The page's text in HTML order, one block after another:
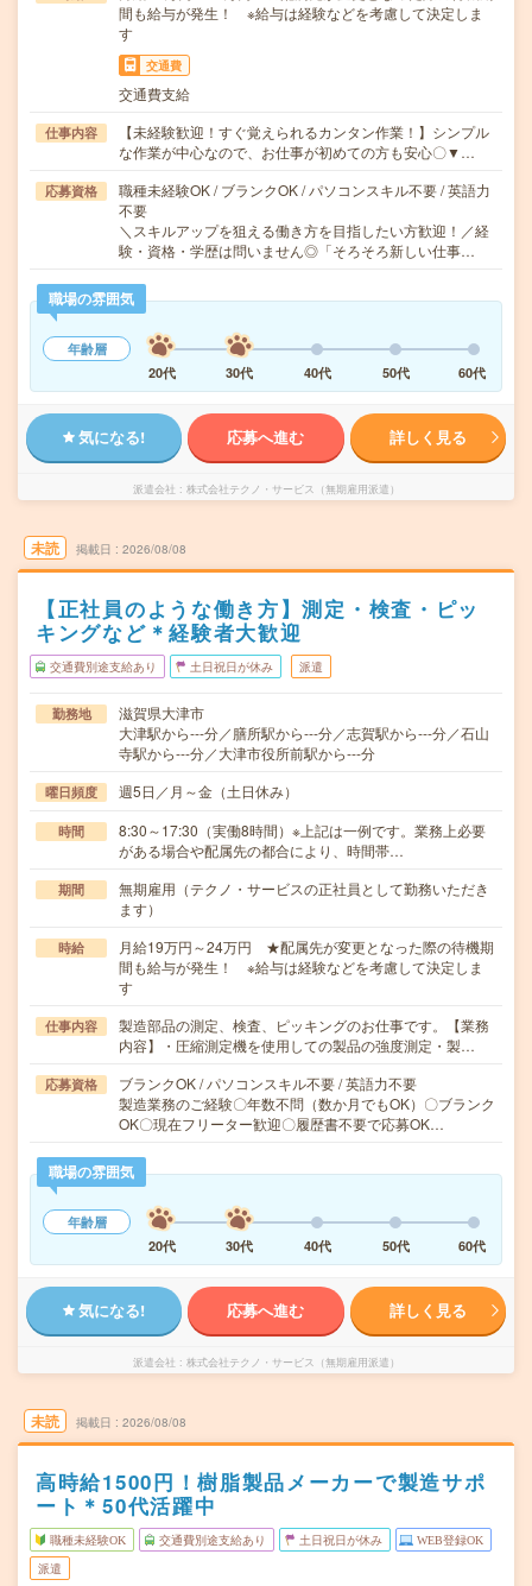
間も給与が発生！ ※給与は経験などを考慮して決定しま
す
交通費
交通費支給
仕事内容
【未経験歓迎！すぐ覚えられるカンタン作業！】シンプル
な作業が中心なので、お仕事が初めての方も安心〇▼…
応募資格
職種未経験OK / ブランクOK / パソコンスキル不要 / 英語力
不要
＼スキルアップを狙える働き方を目指したい方歓迎！／経
験・資格・学歴は問いません◎「そろそろ新しい仕事…
職場の雰囲気
年齢層
20代
30代 40代 50代 60代
気になる! 応募へ進む 詳しく見る
派遣会社 株式会社テクノ・サービス（無期雇用派遣）
未読 掲載日 2026/08/08
【正社員のような働き方】測定・検査・ピッ
キングなど＊経験者大歓迎
交通費別途支給あり 土日祝日が休み 派遣
勤務地
滋賀県大津市
大津駅から---分／膳所駅から---分／志賀駅から---分／石山
寺駅から---分／大津市役所前駅から---分
曜日頻度 週5日／月～金（土日休み）
時間
8:30～17:30（実働8時間）※上記は一例です。業務上必要
がある場合や配属先の都合により、時間帯…
期間
無期雇用（テクノ・サービスの正社員として勤務いただき
ます）
時給
月給19万円～24万円 ★配属先が変更となった際の待機期
間も給与が発生！ ※給与は経験などを考慮して決定しま
す
仕事内容
製造部品の測定、検査、ピッキングのお仕事です。【業務
内容】・圧縮測定機を使用しての製品の強度測定・製…
応募資格
ブランクOK / パソコンスキル不要 / 英語力不要
製造業務のご経験〇年数不問（数か月でもOK）〇ブランク
OK〇現在フリーター歓迎〇履歴書不要で応募OK…
職場の雰囲気
年齢層
20代
30代 40代 50代 60代
気になる! 応募へ進む 詳しく見る
派遣会社 株式会社テクノ・サービス（無期雇用派遣）
未読 掲載日 2026/08/08
高時給1500円！樹脂製品メーカーで製造サポ
ート＊50代活躍中
職種未経験OK 交通費別途支給あり 土日祝日が休み WEB登録OK
派遣